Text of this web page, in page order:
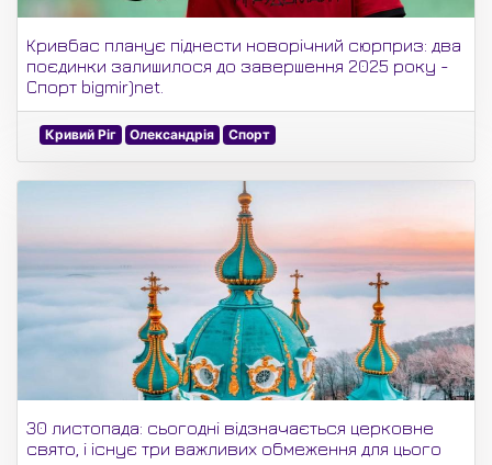
Кривбас планує піднести новорічний сюрприз: два
поєдинки залишилося до завершення 2025 року -
Спорт bigmir)net.
Кривий Ріг Олександрія Спорт
30 листопада: сьогодні відзначається церковне
свято, і існує три важливих обмеження для цього